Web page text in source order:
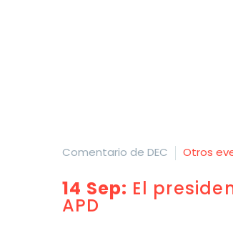
Comentario de DEC Otros
14 Sep: El
APD